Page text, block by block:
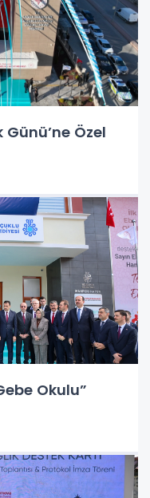
Özel
Okulu”